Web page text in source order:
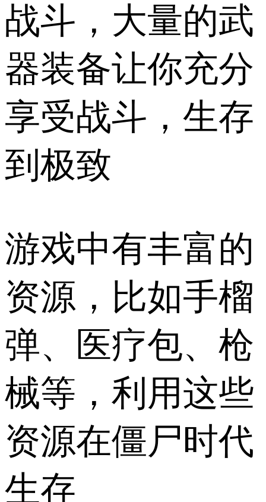
战斗，大量的武
器装备让你充分
享受战斗，生存
到极致
游戏中有丰富的
资源，比如手榴
弹、医疗包、枪
械等，利用这些
资源在僵尸时代
生存